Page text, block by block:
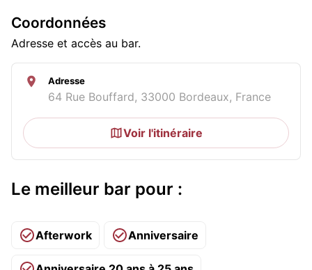
Coordonnées
Adresse et accès au bar.
Adresse
64 Rue Bouffard, 33000 Bordeaux, France
Voir l'itinéraire
Le meilleur bar pour :
Afterwork Anniversaire